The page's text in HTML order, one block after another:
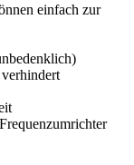
einfach zur